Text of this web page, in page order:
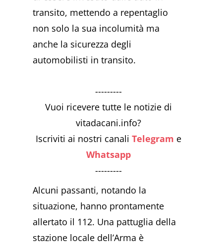
transito, mettendo a repentaglio
non solo la sua incolumità ma
anche la sicurezza degli
automobilisti in transito.
---------
Vuoi ricevere tutte le notizie di
vitadacani.info?
Iscriviti ai nostri canaliTelegram e
Whatsapp
---------
Alcuni passanti, notando la
situazione, hanno prontamente
allertato il 112. Una pattuglia della
stazione locale dell’Arma è